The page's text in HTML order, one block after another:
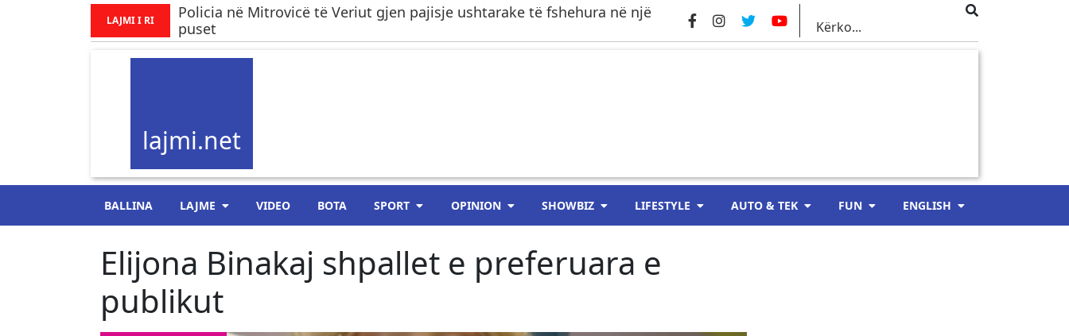
LAJMI I RI
​Policia në Mitrovicë të Veriut gjen pajisje ushtarake të fshehura në një
puset
lajmi.net
BALLINA LAJME VIDEO BOTA SPORT OPINION SHOWBIZ LIFESTYLE AUTO & TEK FUN ENGLISH
Elijona Binakaj shpallet e preferuara e
publikut